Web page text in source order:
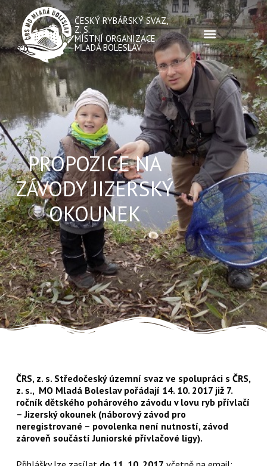
ČESKÝ RYBÁŘSKÝ SVAZ,
Z. S.
MÍSTNÍ ORGANIZACE
MLADÁ BOLESLAV
PROPOZICE NA
ZÁVODY JIZERSKÝ
OKOUNEK
ČRS, z. s. Středočeský územní svaz ve spolupráci s ČRS,
z. s., MO Mladá Boleslav pořádají 14. 10. 2017 již 7.
ročník dětského pohárového závodu v lovu ryb přívlačí
– Jizerský okounek (náborový závod pro
neregistrované – povolenka není nutností, závod
zároveň součástí Juniorské přívlačové ligy).